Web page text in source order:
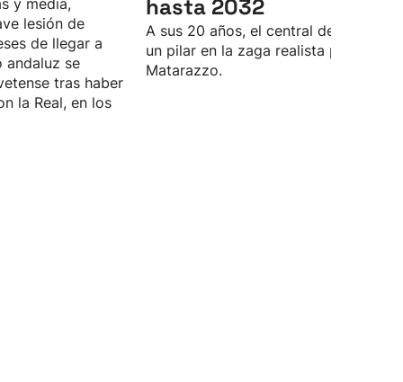
y media,
lesión de
de llegar a
andaluz se
tras haber
la Real, en los
hasta 2032
A sus 20 años, el central de Lasarte
un pilar en la zaga realista para Rino
Matarazzo.